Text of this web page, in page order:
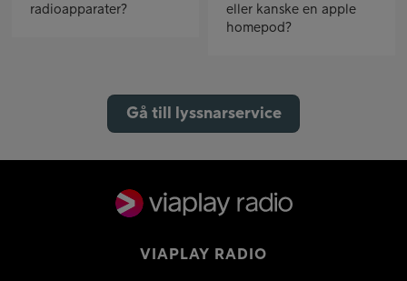
radioapparater?
eller kanske en apple
homepod?
Gå till lyssnarservice
VIAPLAY RADIO